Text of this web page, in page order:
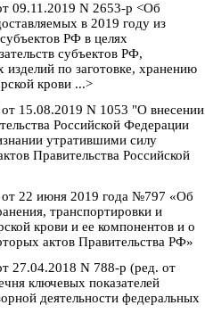
09.11.2019 N 2653-р <Об
в 2019 году из
РФ в целях
субъектов РФ,
изделий по заготовке, хранению
крови ...>
15.08.2019 N 1053 "О внесении
Российской Федерации
утратившими силу
Правительства Российской
от 22 июня 2019 года №797 «Об
транспортировки и
крови и ее компонентов и о
актов Правительства РФ»
27.04.2018 N 788-р (ред. от
ключевых показателей
деятельности федеральных